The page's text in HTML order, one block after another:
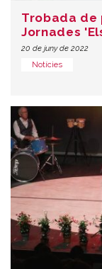
Trobada de
Jornades
20 de juny de 2022
Notícies